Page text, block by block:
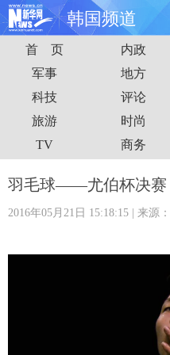
韩国频道
首页 时政
娱乐 体育
时尚 思客
港澳 台湾
科技 能源
首 页 内政
军事
地方
科技
评论
旅游
时尚
TV
商务
羽毛球——尤伯杯决赛
2016年05月21日 15:18:15 | 来源